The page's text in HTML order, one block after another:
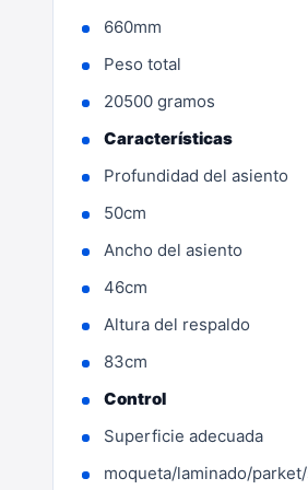
660mm
Peso total
20500 gramos
Características
Profundidad del asiento
50cm
Ancho del asiento
46cm
Altura del respaldo
83cm
Control
Superficie adecuada
moqueta/laminado/